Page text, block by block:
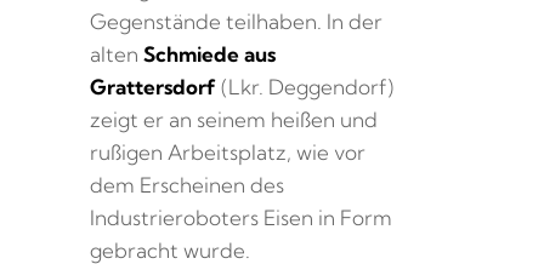
Gegenstände teilhaben. In der
alten Schmiede aus
Grattersdorf(Lkr. Deggendorf)
zeigt er an seinem heißen und
rußigen Arbeitsplatz, wie vor
dem Erscheinen des
Industrieroboters Eisen in Form
gebracht wurde.